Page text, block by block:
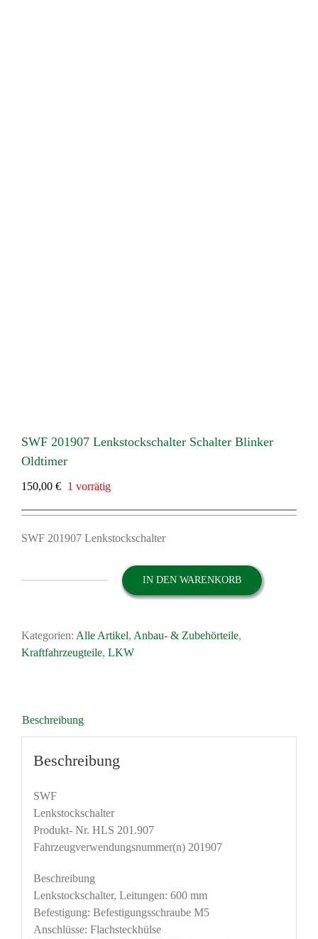
SWF 201907 Lenkstockschalter Schalter Blinker
Oldtimer
150,00 € 1 vorrätig
SWF 201907 Lenkstockschalter
Schalter
Blinker
IN DEN WARENKORB
Kategorien: Alle Artikel, Anbau- & Zubehörteile,
Kraftfahrzeugteile, LKW
Beschreibung
Beschreibung
SWF
Lenkstockschalter
Produkt- Nr. HLS 201.907
Fahrzeugverwendungsnummer(n) 201907
Beschreibung
Lenkstockschalter, Leitungen: 600 mm
Befestigung: Befestigungsschraube M5
Anschlüsse: Flachsteckhülse